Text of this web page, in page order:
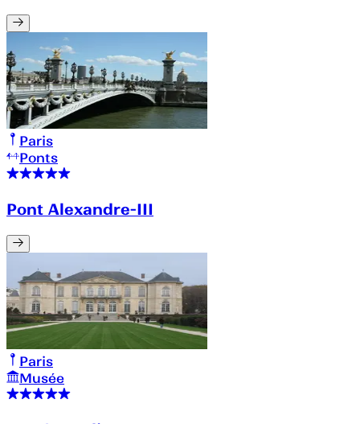
Paris
Ponts
Pont Alexandre-III
Paris
Musée